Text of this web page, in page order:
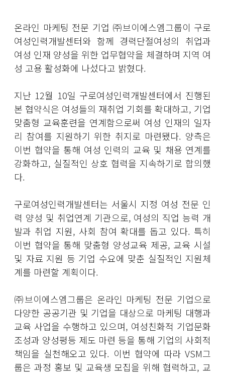
온라인 마케팅 전문 기업 ㈜브이에스엠그룹이 구로
여성인력개발센터와 함께 경력단절여성의 취업과
여성 인재 양성을 위한 업무협약을 체결하며 지역 여
성 고용 활성화에 나섰다고 밝혔다.
지난 12월 10일 구로여성인력개발센터에서 진행된
본 협약식은 여성들의 재취업 기회를 확대하고, 기업
맞춤형 교육훈련을 연계함으로써 여성 인재의 일자
리 참여를 지원하기 위한 취지로 마련됐다. 양측은
이번 협약을 통해 여성 인력의 교육 및 채용 연계를
강화하고, 실질적인 상호 협력을 지속하기로 합의했
다.
구로여성인력개발센터는 서울시 지정 여성 전문 인
력 양성 및 취업연계 기관으로, 여성의 직업 능력 개
발과 취업 지원, 사회 참여 확대를 돕고 있다. 특히
이번 협약을 통해 맞춤형 양성교육 제공, 교육 시설
및 자료 지원 등 기업 수요에 맞춘 실질적인 지원체
계를 마련할 계획이다.
㈜브이에스엠그룹은 온라인 마케팅 전문 기업으로
다양한 공공기관 및 기업을 대상으로 마케팅 대행과
교육 사업을 수행하고 있으며, 여성친화적 기업문화
조성과 양성평등 제도 마련 등을 통해 기업의 사회적
책임을 실천해오고 있다. 이번 협약에 따라 VSM그
룹은 과정 홍보 및 교육생 모집을 위해 협력하고, 교